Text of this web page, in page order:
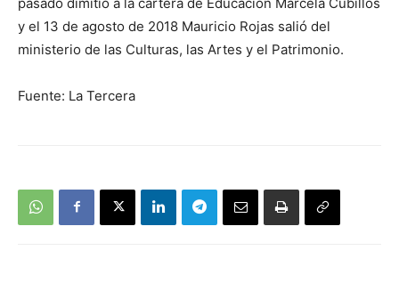
y el 13 de agosto de 2018 Mauricio Rojas salió del
ministerio de las Culturas, las Artes y el Patrimonio.
Fuente: La Tercera